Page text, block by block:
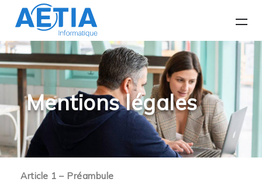
Mentions légales
Article 1 – Préambule